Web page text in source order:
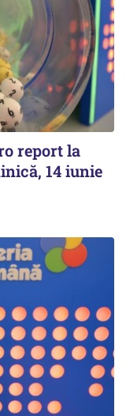
report la
14 iunie